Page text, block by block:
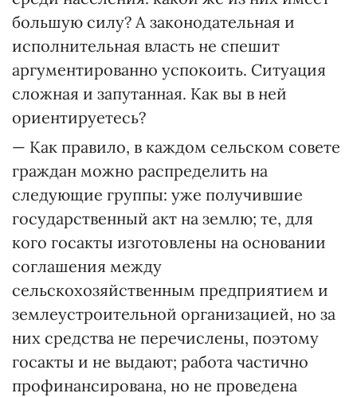
большую силу? А законодательная и
исполнительная власть не спешит
аргументированно успокоить. Ситуация
сложная и запутанная. Как вы в ней
ориентируетесь?
— Как правило, в каждом сельском совете
граждан можно распределить на
следующие группы: уже получившие
государственный акт на землю; те, для
кого госакты изготовлены на основании
соглашения между
сельскохозяйственным предприятием и
землеустроительной организацией, но за
них средства не перечислены, поэтому
госакты и не выдают; работа частично
профинансирована, но не проведена